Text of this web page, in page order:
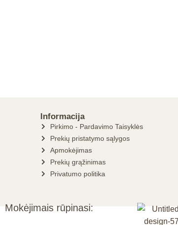
Informacija
Pirkimo - Pardavimo Taisyklės
Prekių pristatymo sąlygos
Apmokėjimas
Prekių grąžinimas
Privatumo politika
Mokėjimais rūpinasi: